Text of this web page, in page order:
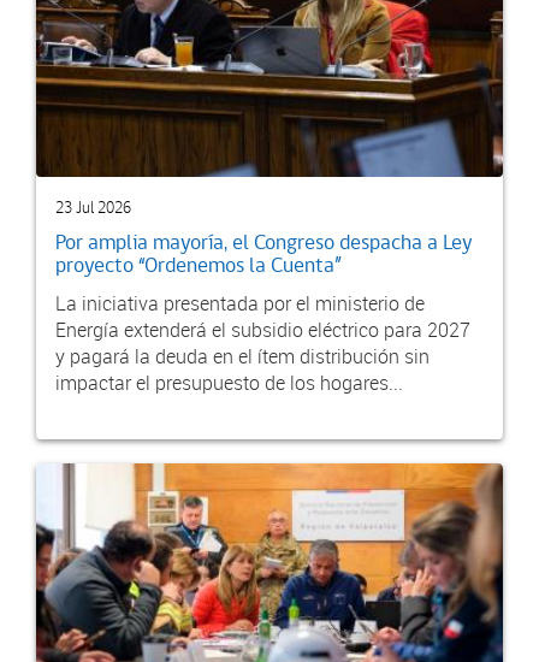
23 Jul 2026
Por amplia mayoría, el Congreso despacha a Ley
proyecto “Ordenemos la Cuenta”
La iniciativa presentada por el ministerio de
Energía extenderá el subsidio eléctrico para 2027
y pagará la deuda en el ítem distribución sin
impactar el presupuesto de los hogares...